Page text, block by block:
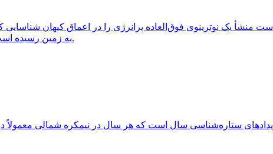
ثبت شد، احتمالاً از یک کهکشان دوردست و غبارآلود موسوم به «Shadow Blaster» (سایه‌افکن) به زمین رسیده است.